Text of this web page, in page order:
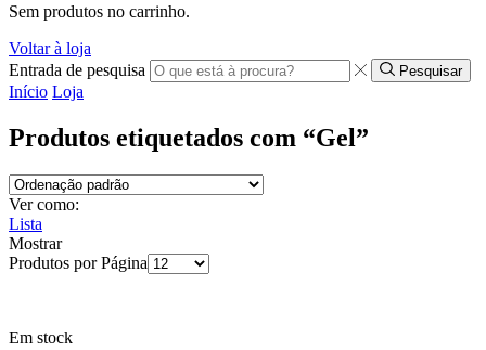
Sem produtos no carrinho.
Voltar à loja
Entrada de pesquisa
Pesquisar
Início Loja
Produtos etiquetados com “Gel”
Ver como:
Lista
Mostrar
Produtos por Página
Em stock